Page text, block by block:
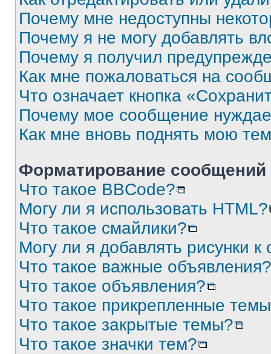
Почему мне недоступны
Почему я не могу добавлять
Почему я получил
Как мне пожаловаться на
Что означает кнопка
Почему мое сообщение
Как мне вновь поднять мою
Форматирование
Что такое BBCode?
Могу ли я использовать HTML?
Что такое смайлики?
Могу ли я добавлять рисунки
Что такое важные объявления?
Что такое объявления?
Что такое прикрепленные
Что такое закрытые темы?
Что такое значки тем?